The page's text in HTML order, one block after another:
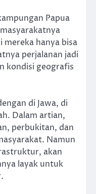
Papua
mereka hanya bisa
perjalanan jadi
kondisi geografis
di Jawa, di
Dalam artian,
perbukitan, dan
Namun
akan
layak untuk